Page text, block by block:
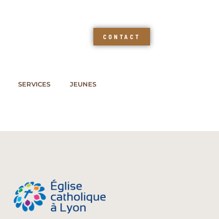
CONTACT
SERVICES JEUNES